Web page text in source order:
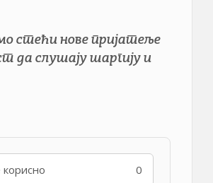
стећи нове пријатеље
да слушају шаргију и
корисно 0